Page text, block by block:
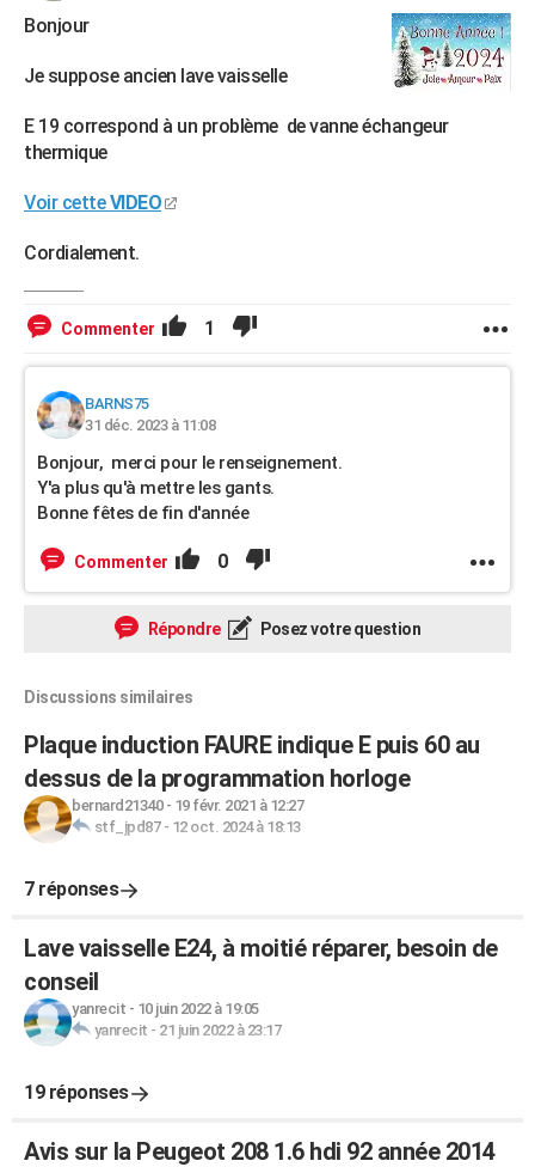
Bonjour
Je suppose ancien lave vaisselle
E 19 correspond à un problème de vanne échangeur
thermique
Voir cetteVIDEO
Cordialement.
Commenter 1
BARNS75
31 déc. 2023 à 11:08
Bonjour, merci pour le renseignement.
Y'a plus qu'à mettre les gants.
Bonne fêtes de fin d'année
Commenter 0
Répondre Posez votre question
Discussions similaires
Plaque induction FAURE indique E puis 60 au
dessus de la programmation horloge
bernard21340- 19 févr. 2021 à 12:27
stf_jpd87- 12 oct. 2024 à 18:13
7 réponses
Lave vaisselle E24, à moitié réparer, besoin de
conseil
yanrecit - 10 juin 2022 à 19:05
yanrecit - 21 juin 2022 à 23:17
19 réponses
Avis sur la Peugeot 208 1.6 hdi 92 année 2014